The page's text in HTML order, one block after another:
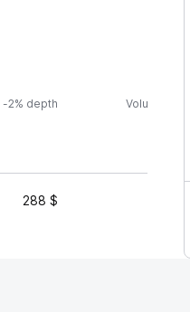
-2% depth Volume (24h)
288 $